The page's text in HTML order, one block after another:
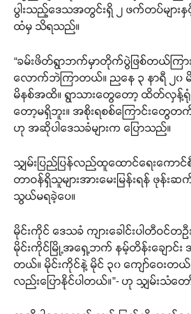
ပွါးသည့်ဒေသအတွင်းရှိ ၂ ဖက်တပ်များနှ
ထံမှ သိရသည်။
“ခမ်းဖိတ်ရွာဘက်မှာတိုက်ပွဲဖြစ်တယ်ကြာ
လောက်ဘဲကြာတယ်။ ညနေ ၃ နာရီ ၂၀
မိနစ်အထိ။ ရွာသားတွေတော့ ထိတ်လှ
တော့မရှိဘူး။ အစိုးရစစ်ကြောင်းတွေ
ဟု အဆိုပါဒေသခံများက ပြောသည်။
သျှမ်းပြည်ပြန်လည်ထူထောင်ရေးကောင်
တာဝန်ရှိသူများအားမေးမြန်းရန် ဖု
သွယ်မရခဲ့ပေ။
မိုင်းကိုင် ဒေသခံ ကျားခေါင်းပါတီဝင်တ
မိုင်းကိုင်မြို့အရှေ့ဘက် နမ့်တိန်းချောင်
တယ်။ မိုင်းကိုင်နဲ့ မိုင် ၃၀ ကျော်ဝေးတ
လည်းပြောနိုင်ပါတယ်။”- ဟု သျှမ်းသံတ